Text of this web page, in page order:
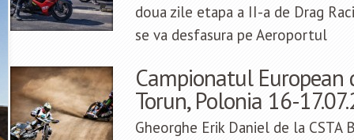
doua zile etapa a II-a de Drag
se va desfasura pe Aeroportul
Campionatul European
Torun, Polonia 16-
Gheorghe Erik Daniel de la CSTA